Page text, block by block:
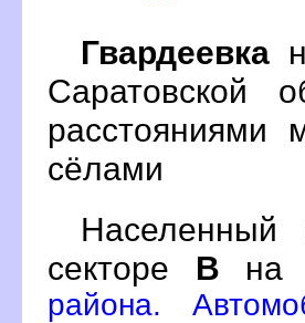
Гвардеевка
Саратовской
расстояниями
сёлами
секторе
на
района.